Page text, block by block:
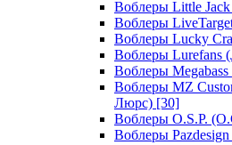
Воблеры Little
Воблеры
Воблеры Lucky
Воблеры Lurefans
Воблеры Megabass
Воблеры MZ
Люрс) [30]
Воблеры O.S.P.
Воблеры